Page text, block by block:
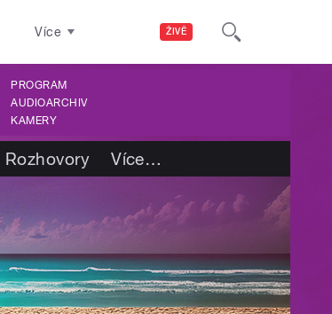
ŽIVĚ
Více
PROGRAM
AUDIOARCHIV
KAMERY
Rozhovory Více…